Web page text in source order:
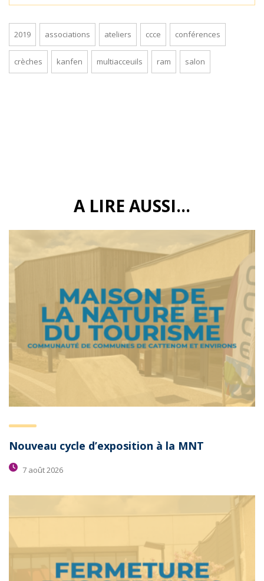
2019 associations ateliers ccce conférences
crèches kanfen multiacceuils ram salon
A LIRE AUSSI...
Nouveau cycle d’exposition à la MNT
7 août 2026